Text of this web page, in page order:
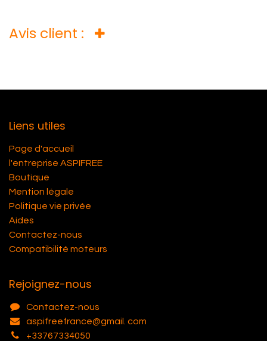
Avis client :
Liens utiles
Page d'accueil
l'entreprise ASPIFREE
Boutique
Mention légale
Politique vie privée
Aides
Contactez-nous
Compatibilité moteurs
Rejoignez-nous
Contactez-nous
aspifreefrance@gmail. com
+33767334050